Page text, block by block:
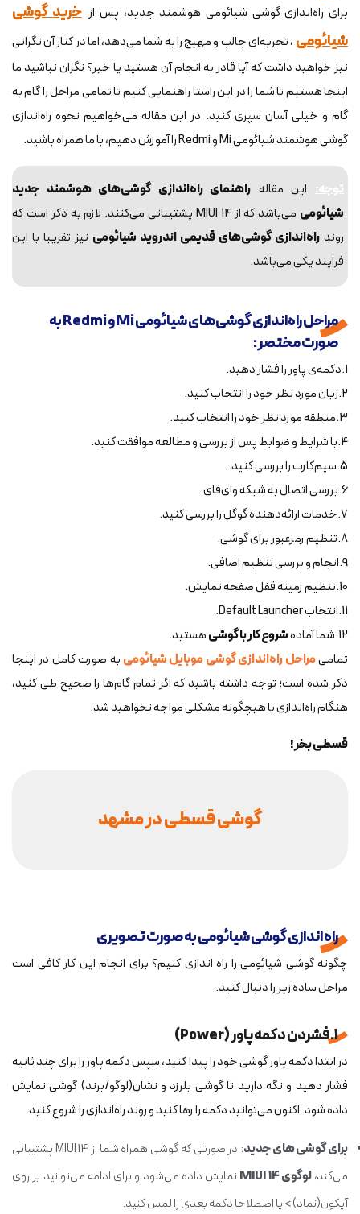
برای راه‌اندازی گوشی شیائومی هوشمند جدید، پس از خرید گوشی
شیائومی ، تجربه‌ای جالب و مهیج را به شما می‌دهد، اما در کنار آن نگرانی
نیز خواهید داشت که آیا قادر به انجام آن هستید یا خیر؟ نگران نباشید ما
اینجا هستیم تا شما را در این راستا راهنمایی کنیم تا تمامی مراحل را گام به
گام و خیلی آسان سپری کنید. در این مقاله می‌خواهیم نحوه راه‌اندازی
گوشی هوشمند شیائومی Mi و Redmi را آموزش دهیم، با ما همراه باشید.
توجه:این مقاله راهنمای راه‌اندازی گوشی‌های هوشمند جدید
شیائومی
می‌باشد که از MIUI 14 پشتیبانی می‌کنند. لازم به ذکر است که
روند راه‌اندازی گوشی‌های قدیمی اندروید شیائومی نیز تقریبا با این
فرایند یکی می‌باشد.
مراحل راه‌اندازی گوشی‌های شیائومی Mi و Redmi به
صورت مختصر:
1.دکمه‌ی پاور را فشار دهید.
2.زبان مورد نظر خود را انتخاب کنید.
3.منطقه مورد نظر خود را انتخاب کنید.
4.با شرایط و ضوابط پس از بررسی و مطالعه موافقت کنید.
5.سیم‌کارت را بررسی کنید.
6.بررسی اتصال به شبکه وای‌فای.
7.خدمات ارائه‌دهنده گوگل را بررسی کنید.
8.تنظیم رمزعبور برای گوشی.
9.انجام و بررسی تنظیم اضافی.
10.تنظیم زمینه قفل صفحه نمایش.
11.انتخاب Default Launcher.
12.شما آماده
شروع کار با گوشیهستید.
تمامیمراحل راه‌اندازی گوشی موبایل شیائومی به صورت کامل در اینجا
ذکر شده است؛ توجه داشته باشید که اگر تمام گام‌ها را صحیح طی کنید،
هنگام راه‌اندازی با هیچگونه مشکلی مواجه نخواهید شد.
قسطی بخر!
گوشی قسطی در مشهد
راه اندازی گوشی شیائومی به صورت تصویری
چگونه گوشی شیائومی را راه اندازی کنیم؟ برای انجام این کار کافی است
مراحل ساده زیر را دنبال کنید.
1. فشردن دکمه پاور (Power)
در ابتدا دکمه پاور گوشی خود را پیدا کنید، سپس دکمه پاور را برای چند ثانیه
فشار دهید و نگه دارید تا گوشی بلرزد و نشان(لوگو/برند) گوشی نمایش
داده شود. اکنون می‌توانید دکمه را رها کنید و روند راه‌اندازی را شروع کنید.
برای گوشی های جدید
: در صورتی که گوشی همراه شما از MIUI 14 پشتیبانی
می‌کند،لوگوی MIUI 14
نمایش داده می‌شود و برای ادامه می‌توانید بر روی
آیکون(نماد) > یا اصطلاحا دکمه‌ بعدی را لمس کنید.